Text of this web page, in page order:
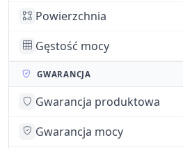
Powierzchnia
Gęstość mocy
GWARANCJA
Gwarancja produktowa
Gwarancja mocy